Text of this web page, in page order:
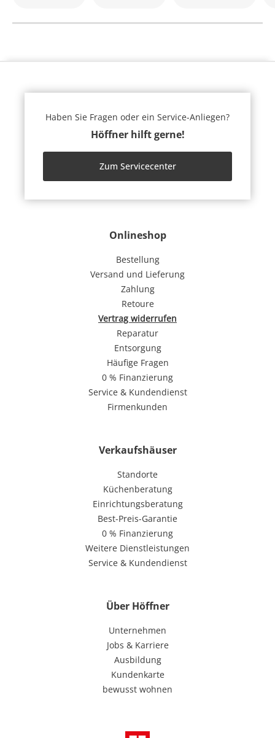
Onlineshop
Bestellung
Versand und Lieferung
Zahlung
Retoure
Vertrag widerrufen
Reparatur
Entsorgung
Häufige Fragen
0 % Finanzierung
Service & Kundendienst
Firmenkunden
Verkaufshäuser
Standorte
Küchenberatung
Einrichtungsberatung
Best-Preis-Garantie
0 % Finanzierung
Weitere Dienstleistungen
Service & Kundendienst
Über Höffner
Unternehmen
Jobs & Karriere
Ausbildung
Kundenkarte
bewusst wohnen
Haben Sie Fragen oder ein Service-Anliegen?
Höffner hilft gerne!
Zum Servicecenter